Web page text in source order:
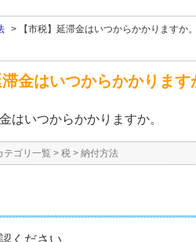
>
【市税】延滞金はいつからかかりますか
滞金はいつからかかります
はいつからかかりますか。
テゴリ一覧 > 税 > 納付方法
ください。